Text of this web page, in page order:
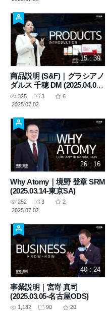
15 : 39
商品説明 (S&F)｜グラシアノ
ダルス 千穂 DM (2025.04.04-
大阪ODS)
325 3
6
2025.07.02
26 : 16
Why Atomy｜境野 登章 SRM
(2025.03.14-東京SA)
252 3
2
2025.07.02
40 : 24
事業説明｜宮嵜 真司
(2025.03.05-名古屋ODS)
1,182 90
20